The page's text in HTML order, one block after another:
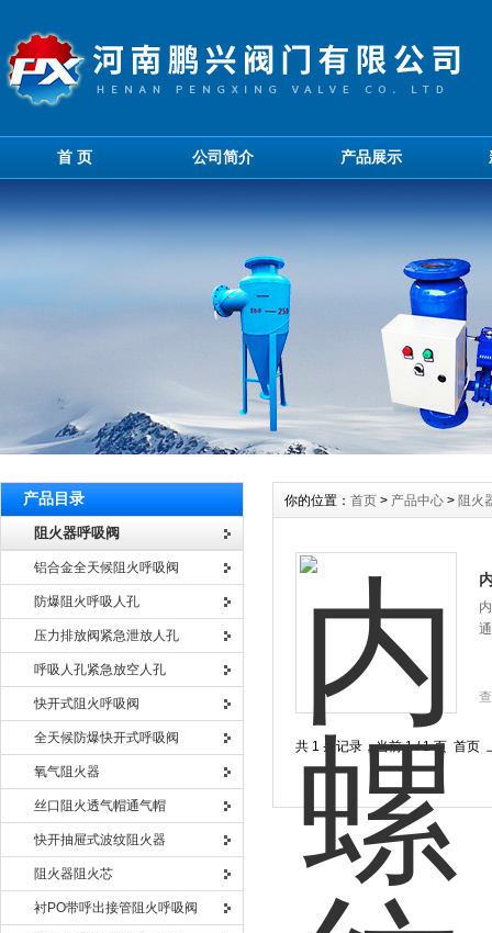
首 页 公司简介 产品展示
产品目录
阻火器呼吸阀
铝合金全天候阻火呼吸阀
防爆阻火呼吸人孔
压力排放阀紧急泄放人孔
呼吸人孔紧急放空人孔
快开式阻火呼吸阀
全天候防爆快开式呼吸阀
氧气阻火器
丝口阻火透气帽通气帽
快开抽屉式波纹阻火器
阻火器阻火芯
衬PO带呼出接管阻火呼吸阀
你的位置： 首页 > 产品中心 > 阻火
共 1 条记录，当前 1 / 1 页 首页